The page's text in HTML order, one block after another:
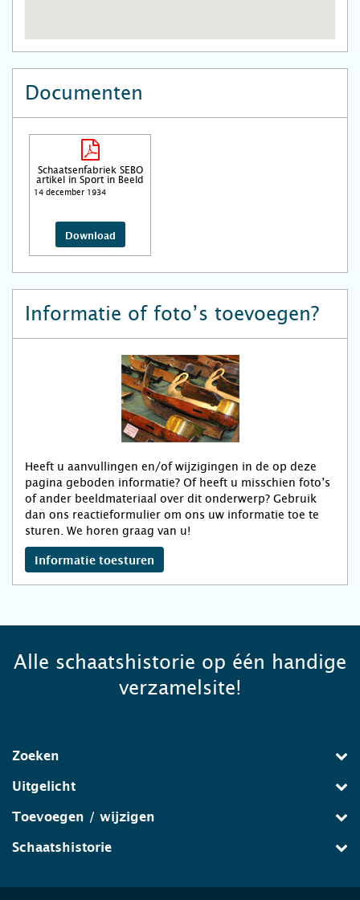
Documenten
Schaatsenfabriek SEBO
artikel in Sport in Beeld
14 december 1934
Download
Informatie of foto’s toevoegen?
Heeft u aanvullingen en/of wijzigingen in de op deze
pagina geboden informatie? Of heeft u misschien foto’s
of ander beeldmateriaal over dit onderwerp? Gebruik
dan ons reactieformulier om ons uw informatie toe te
sturen. We horen graag van u!
Informatie toesturen
Alle schaatshistorie op één handige
verzamelsite!
Zoeken
Uitgelicht
Toevoegen / wijzigen
Schaatshistorie